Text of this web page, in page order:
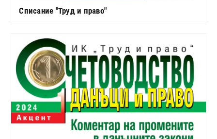
Списание "Труд и право"